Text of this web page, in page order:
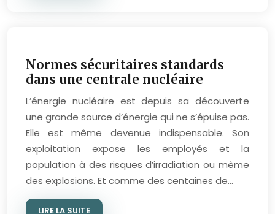
Normes sécuritaires standards
dans une centrale nucléaire
L’énergie nucléaire est depuis sa découverte
une grande source d’énergie qui ne s’épuise pas.
Elle est même devenue indispensable. Son
exploitation expose les employés et la
population à des risques d’irradiation ou même
des explosions. Et comme des centaines de…
LIRE LA SUITE